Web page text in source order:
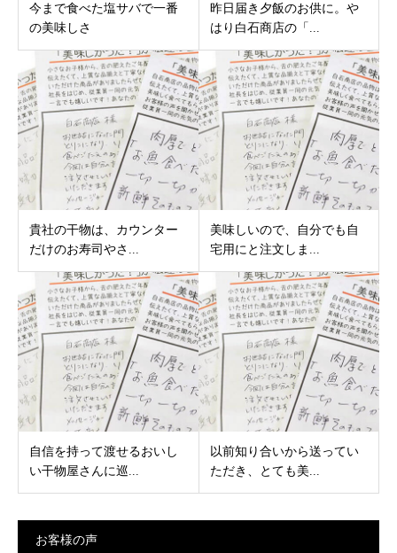
今まで食べた塩サバで一番
の美味しさ
昨日届き夕飯のお供に。や
はり白石商店の「...
貴社の干物は、カウンター
だけのお寿司やさ...
美味しいので、自分でも自
宅用にと注文しま...
自信を持って渡せるおいし
い干物屋さんに巡...
以前知り合いから送ってい
ただき、とても美...
お客様の声